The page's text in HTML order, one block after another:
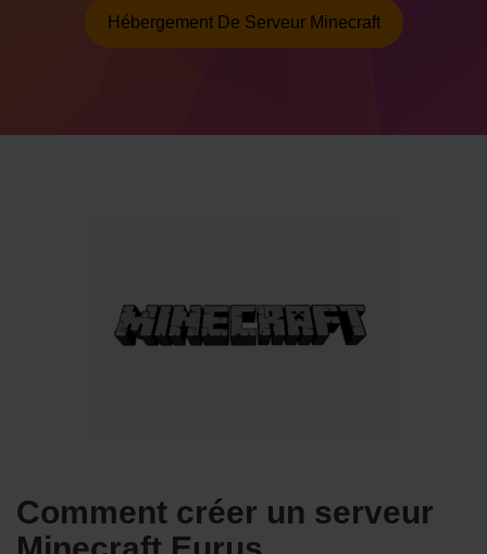
Hébergement De Serveur Minecraft
Comment créer un serveur